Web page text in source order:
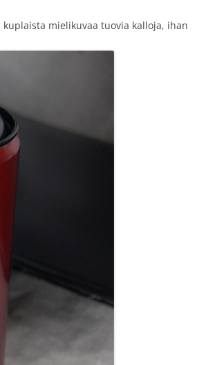
mielikuvaa tuovia kalloja, ihan